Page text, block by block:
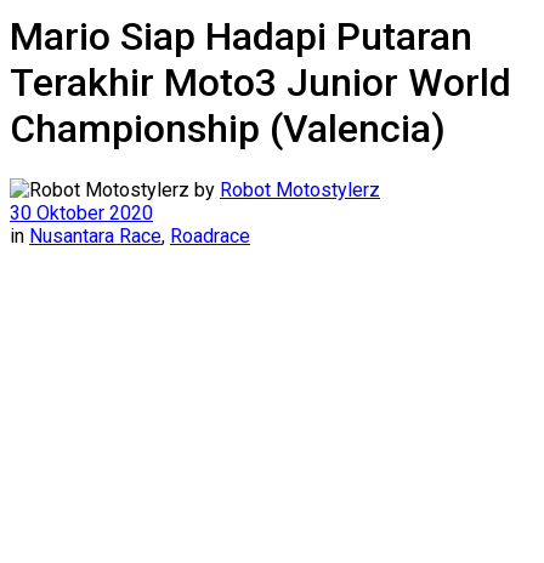
Mario Siap Hadapi Putaran
Terakhir Moto3 Junior World
Championship (Valencia)
by Robot Motostylerz
30 Oktober 2020
in Nusantara Race, Roadrace